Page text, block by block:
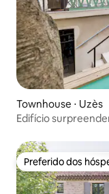
Townhouse ⋅ Uzès
Edifício
Preferido dos
Preferido dos